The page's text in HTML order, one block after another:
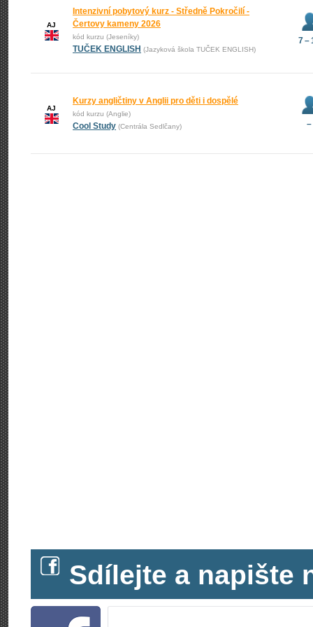
AJ
Intenzivní pobytový kurz - Středně Pokročilí -
Čertovy kameny 2026
kód kurzu (Jeseníky)
TUČEK ENGLISH (Jazyková škola TUČEK ENGLISH)
7 –
AJ
Kurzy angličtiny v Anglii pro děti i dospělé
kód kurzu (Anglie)
Cool Study (Centrála Sedlčany) –
Sdílejte a napište